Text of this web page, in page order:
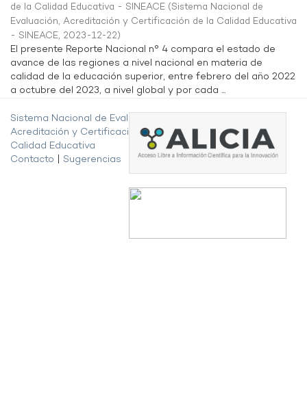
de la Calidad Educativa - SINEACE (Sistema Nacional de
Evaluación, Acreditación y Certificación de la Calidad Educativa
- SINEACE, 2023-12-22)
El presente Reporte Nacional n° 4 compara el estado de
avance de las regiones a nivel nacional en materia de
calidad de la educación superior, entre febrero del año 2022
a octubre del 2023, a nivel global y por cada ...
Sistema Nacional de Evaluación,
Acreditación y Certificación de la
Calidad Educativa
Contacto
Sugerencias